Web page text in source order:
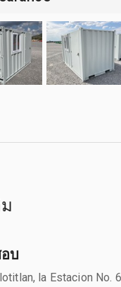
บ
la Estacion No.